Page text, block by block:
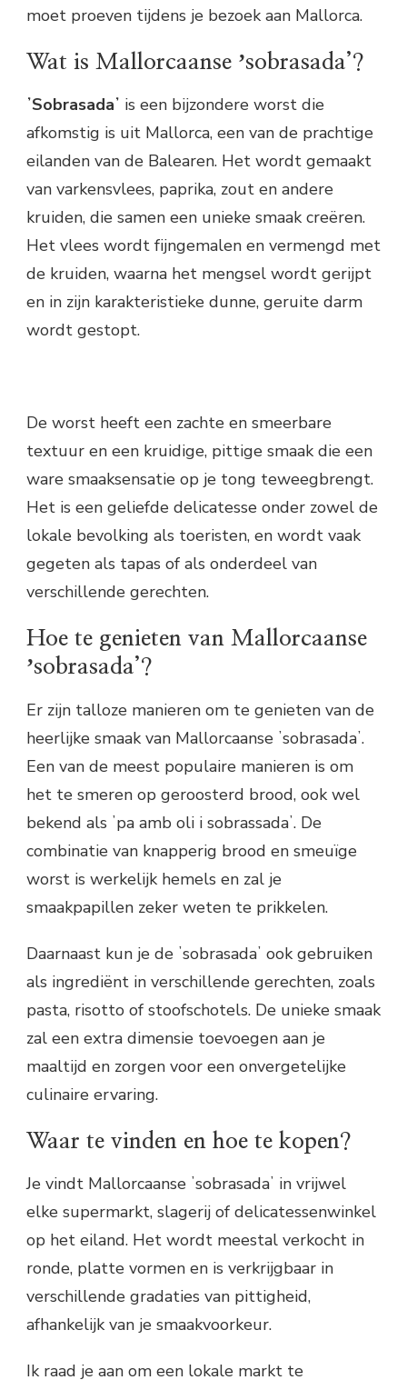
moet proeven tijdens je bezoek aan Mallorca.
Wat is Mallorcaanse ʼsobrasada’?
ʼSobrasadaʼ is een bijzondere worst die
afkomstig is uit Mallorca, een van de prachtige
eilanden van de Balearen. Het wordt gemaakt
van varkensvlees, paprika, zout en andere
kruiden, die samen een unieke smaak creëren.
Het vlees wordt fijngemalen en vermengd met
de kruiden, waarna het mengsel wordt gerijpt
en in zijn karakteristieke dunne, geruite darm
wordt gestopt.
De worst heeft een zachte en smeerbare
textuur en een kruidige, pittige smaak die een
ware smaaksensatie op je tong teweegbrengt.
Het is een geliefde delicatesse onder zowel de
lokale bevolking als toeristen, en wordt vaak
gegeten als tapas of als onderdeel van
verschillende gerechten.
Hoe te genieten van Mallorcaanse
ʼsobrasada’?
Er zijn talloze manieren om te genieten van de
heerlijke smaak van Mallorcaanse ʼsobrasadaʼ.
Een van de meest populaire manieren is om
het te smeren op geroosterd brood, ook wel
bekend als ʼpa amb oli i sobrassadaʼ. De
combinatie van knapperig brood en smeuïge
worst is werkelijk hemels en zal je
smaakpapillen zeker weten te prikkelen.
Daarnaast kun je de ʼsobrasadaʼ ook gebruiken
als ingrediënt in verschillende gerechten, zoals
pasta, risotto of stoofschotels. De unieke smaak
zal een extra dimensie toevoegen aan je
maaltijd en zorgen voor een onvergetelijke
culinaire ervaring.
Waar te vinden en hoe te kopen?
Je vindt Mallorcaanse ʼsobrasadaʼ in vrijwel
elke supermarkt, slagerij of delicatessenwinkel
op het eiland. Het wordt meestal verkocht in
ronde, platte vormen en is verkrijgbaar in
verschillende gradaties van pittigheid,
afhankelijk van je smaakvoorkeur.
Ik raad je aan om een lokale markt te